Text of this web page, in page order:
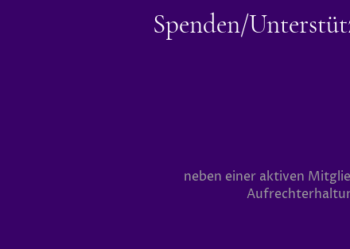
Spenden/
neben einer aktiven